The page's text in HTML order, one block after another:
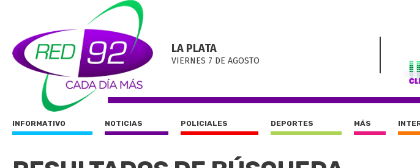
LA PLATA
VIERNES 7 DE AGOSTO
INFORMATIVO NOTICIAS POLICIALES DEPORTES MÁS